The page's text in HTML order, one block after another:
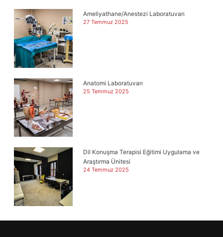
Ameliyathane/Anestezi Laboratuvarı
27 Temmuz 2025
Anatomi Laboratuvarı
25 Temmuz 2025
Dil Konuşma Terapisi Eğitimi Uygulama ve
Araştırma Ünitesi
24 Temmuz 2025